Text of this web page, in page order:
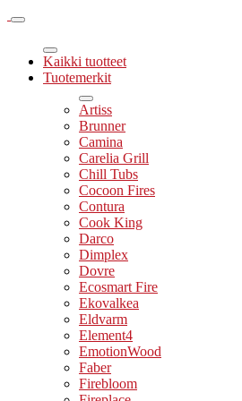
Kaikki tuotteet
Tuotemerkit
Artiss
Brunner
Camina
Carelia Grill
Chill Tubs
Cocoon Fires
Contura
Cook King
Darco
Dimplex
Dovre
Ecosmart Fire
Ekovalkea
Eldvarm
Element4
EmotionWood
Faber
Firebloom